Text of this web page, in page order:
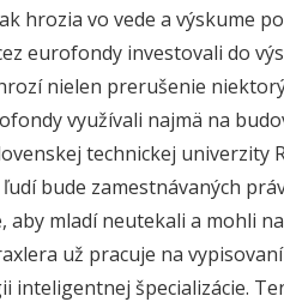
hrozia vo vede a výskume
eurofondy investovali do
nielen prerušenie
využívali najmä na
technickej univerzity
ľudí bude zamestnávaných
aby mladí neutekali a mohli
už pracuje na
inteligentnej špecializácie.